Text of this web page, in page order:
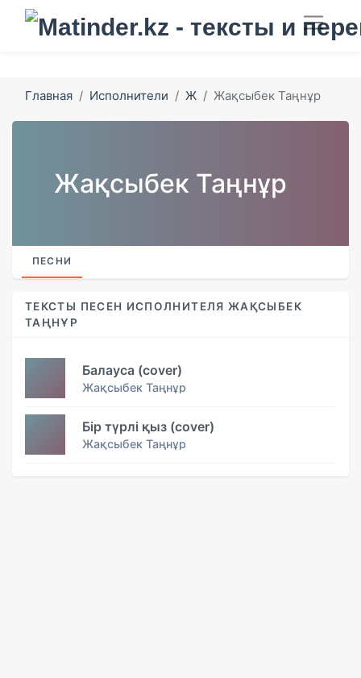
Главная Исполнители Ж Жақсыбек Таңнұр
Жақсыбек Таңнұр
ПЕСНИ
ТЕКСТЫ ПЕСЕН ИСПОЛНИТЕЛЯ ЖАҚСЫБЕК
ТАҢНҰР
Балауса (cover)
Жақсыбек Таңнұр
Бір түрлі қыз (cover)
Жақсыбек Таңнұр